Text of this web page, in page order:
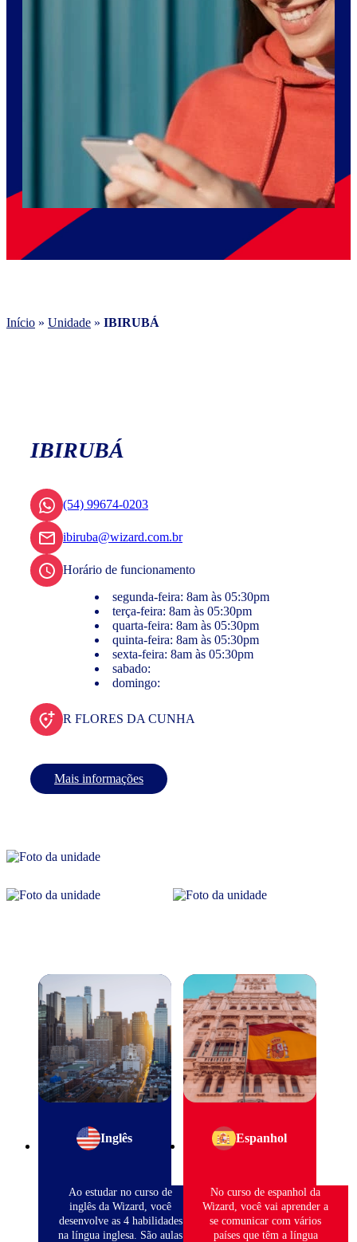
Início » Unidade » IBIRUBÁ
IBIRUBÁ
(54) 99674-0203
ibiruba@wizard.com.br
Horário de funcionamento
segunda-feira: 8am às 05:30pm
terça-feira: 8am às 05:30pm
quarta-feira: 8am às 05:30pm
quinta-feira: 8am às 05:30pm
sexta-feira: 8am às 05:30pm
sabado:
domingo:
R FLORES DA CUNHA
Mais informações
Inglês
Ao estudar no curso de
inglês da Wizard, você
desenvolve as 4 habilidades
na língua inglesa. São aulas
Espanhol
No curso de espanhol da
Wizard, você vai aprender a
se comunicar com vários
países que têm a língua